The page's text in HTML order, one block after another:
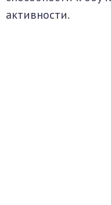
активности.